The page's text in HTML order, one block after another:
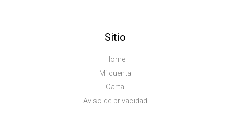
Sitio
Home
Mi cuenta
Carta
Aviso de privacidad